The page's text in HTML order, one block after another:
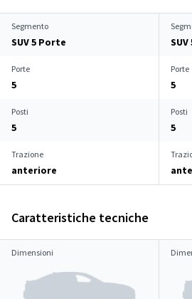
Segmento
SUV 5 Porte
Porte
5
Porte
5
Posti
5
Posti
5
Trazione
anteriore
Caratteristiche tecniche
Dimensioni